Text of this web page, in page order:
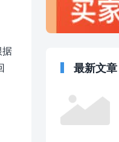
据
最新文章